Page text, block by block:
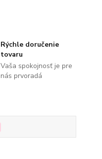
Rýchle doručenie
tovaru
Vaša spokojnosť je pre
nás prvoradá